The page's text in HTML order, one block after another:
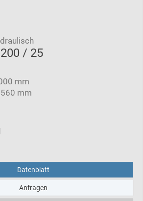
/ 25
mm
mm
Datenblatt
Anfragen